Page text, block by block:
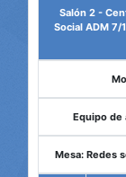
Salón 2 -
Social ADM
Equipo
Mesa: Redes